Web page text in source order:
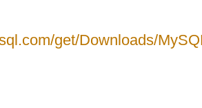
get/Downloads/